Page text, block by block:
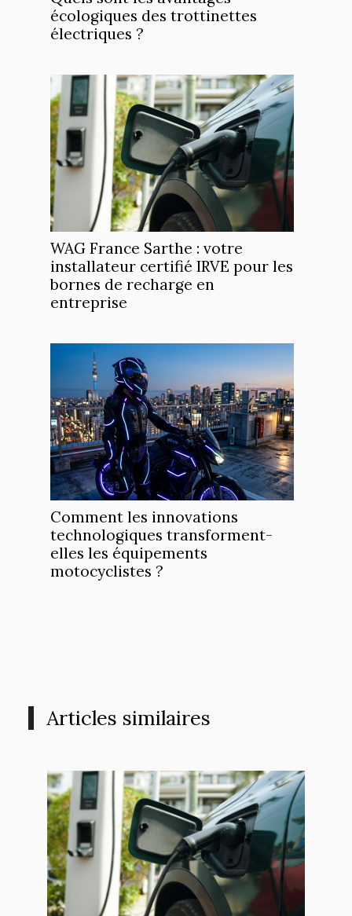
écologiques des trottinettes
électriques ?
WAG France Sarthe : votre
installateur certifié IRVE pour les
bornes de recharge en
entreprise
Comment les innovations
technologiques transforment-
elles les équipements
motocyclistes ?
Articles similaires